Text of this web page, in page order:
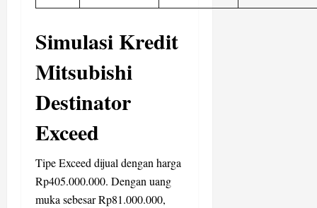
Simulasi Kredit
Mitsubishi
Destinator
Exceed
Tipe Exceed dijual dengan harga
Rp405.000.000. Dengan uang
muka sebesar Rp81.000.000,